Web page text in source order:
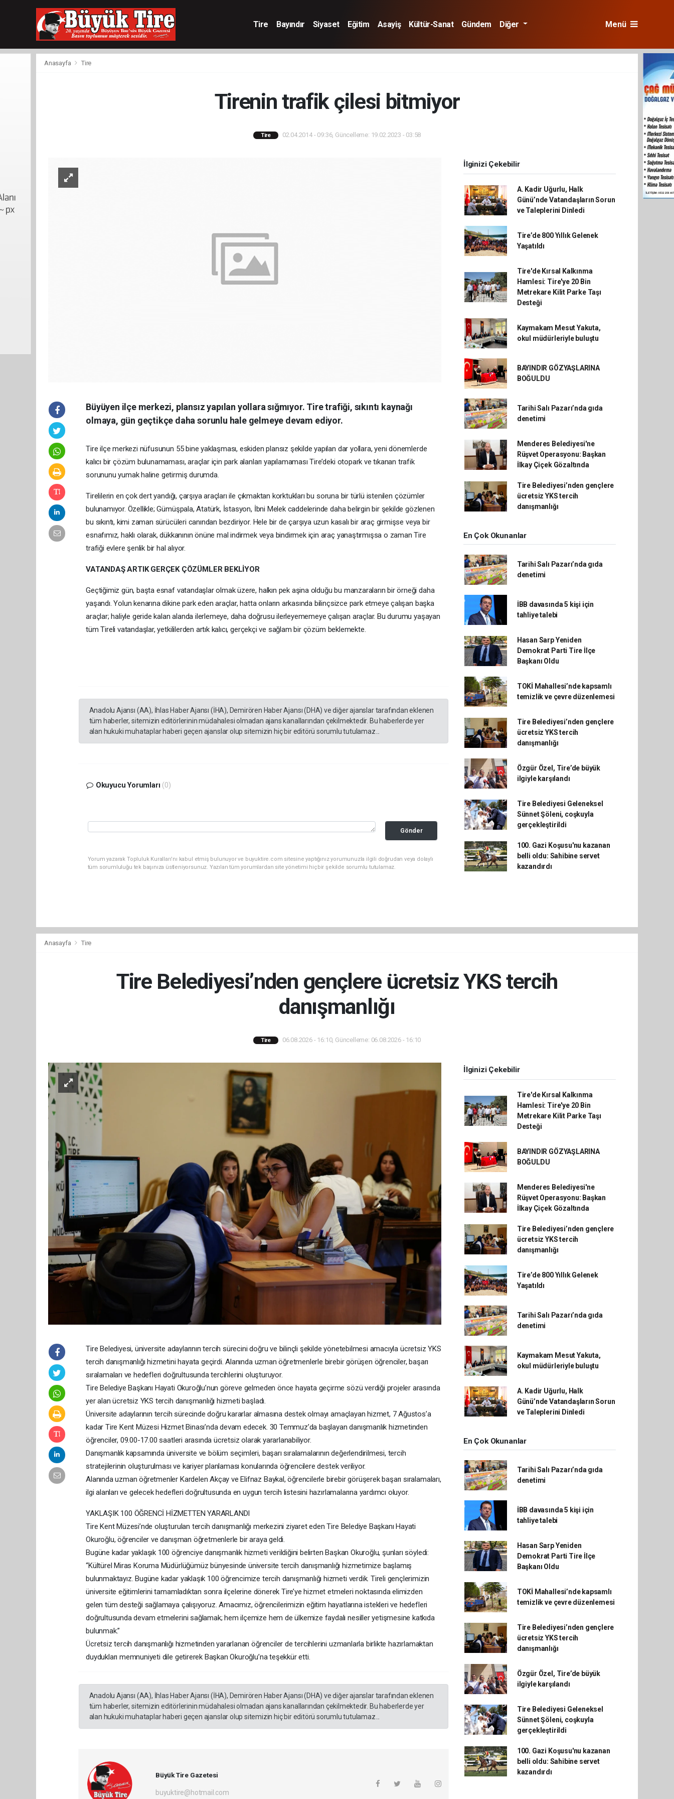
Tire Bayındır Siyaset Eğitim Asayiş Kültür-Sanat Gündem Diğer Menü
Anasayfa Tire
Tirenin trafik çilesi bitmiyor
Tire 02.04.2014 - 09:36, Güncelleme: 19.02.2023 - 03:58
Büyüyen ilçe merkezi, plansız yapılan yollara sığmıyor. Tire trafiği, sıkıntı kaynağı
olmaya, gün geçtikçe daha sorunlu hale gelmeye devam ediyor.
Tire ilçe merkezi nüfusunun 55 bine yaklaşması, eskiden plansız şekilde yapılan dar yollara, yeni dönemlerde
kalıcı bir çözüm bulunamaması, araçlar için park alanları yapılamaması Tire’deki otopark ve tıkanan trafik
sorununu yumak haline getirmiş durumda.
Tirelilerin en çok dert yandığı, çarşıya araçları ile çıkmaktan korktukları bu soruna bir türlü istenilen çözümler
bulunamıyor. Özellikle; Gümüşpala, Atatürk, İstasyon, İbni Melek caddelerinde daha belirgin bir şekilde gözlenen
bu sıkıntı, kimi zaman sürücüleri canından bezdiriyor. Hele bir de çarşıya uzun kasalı bir araç girmişse veya bir
esnafımız, haklı olarak, dükkanının önüne mal indirmek veya bindirmek için araç yanaştırmışsa o zaman Tire
trafiği evlere şenlik bir hal alıyor.
VATANDAŞ ARTIK GERÇEK ÇÖZÜMLER BEKLİYOR
Geçtiğimiz gün, başta esnaf vatandaşlar olmak üzere, halkın pek aşina olduğu bu manzaraların bir örneği daha
yaşandı. Yolun kenarına dikine park eden araçlar, hatta onların arkasında bilinçsizce park etmeye çalışan başka
araçlar; haliyle geride kalan alanda ilerlemeye, daha doğrusu ilerleyememeye çalışan araçlar. Bu durumu yaşayan
tüm Tireli vatandaşlar, yetkililerden artık kalıcı, gerçekçi ve sağlam bir çözüm beklemekte.
Anadolu Ajansı (AA), İhlas Haber Ajansı (İHA), Demirören Haber Ajansı (DHA) ve diğer ajanslar tarafından eklenen
tüm haberler, sitemizin editörlerinin müdahalesi olmadan ajans kanallarından çekilmektedir. Bu haberlerde yer
alan hukuki muhataplar haberi geçen ajanslar olup sitemizin hiç bir editörü sorumlu tutulamaz...
Okuyucu Yorumları (0)
Gönder
Yorum yazarak Topluluk Kuralları’nı kabul etmiş bulunuyor ve buyuktire.com sitesine yaptığınız yorumunuzla ilgili doğrudan veya dolaylı
tüm sorumluluğu tek başınıza üstleniyorsunuz. Yazılan tüm yorumlardan site yönetimi hiçbir şekilde sorumlu tutulamaz.
İlginizi Çekebilir
A. Kadir Uğurlu, Halk
Günü’nde Vatandaşların Sorun
ve Taleplerini Dinledi
Tire’de 800 Yıllık Gelenek
Yaşatıldı
Tire'de Kırsal Kalkınma
Hamlesi: Tire'ye 20 Bin
Metrekare Kilit Parke Taşı
Desteği
Kaymakam Mesut Yakuta,
okul müdürleriyle buluştu
BAYINDIR GÖZYAŞLARINA
BOĞULDU
Tarihi Salı Pazarı’nda gıda
denetimi
Menderes Belediyesi'ne
Rüşvet Operasyonu: Başkan
İlkay Çiçek Gözaltında
Tire Belediyesi’nden gençlere
ücretsiz YKS tercih
danışmanlığı
En Çok Okunanlar
Tarihi Salı Pazarı’nda gıda
denetimi
İBB davasında 5 kişi için
tahliye talebi
Hasan Sarp Yeniden
Demokrat Parti Tire İlçe
Başkanı Oldu
TOKİ Mahallesi’nde kapsamlı
temizlik ve çevre düzenlemesi
Tire Belediyesi’nden gençlere
ücretsiz YKS tercih
danışmanlığı
Özgür Özel, Tire’de büyük
ilgiyle karşılandı
Tire Belediyesi Geleneksel
Sünnet Şöleni, coşkuyla
gerçekleştirildi
100. Gazi Koşusu'nu kazanan
belli oldu: Sahibine servet
kazandırdı
Anasayfa Tire
Tire Belediyesi’nden gençlere ücretsiz YKS tercih
danışmanlığı
Tire 06.08.2026 - 16:10, Güncelleme: 06.08.2026 - 16:10
Tire Belediyesi, üniversite adaylarının tercih sürecini doğru ve bilinçli şekilde yönetebilmesi amacıyla ücretsiz YKS
tercih danışmanlığı hizmetini hayata geçirdi. Alanında uzman öğretmenlerle birebir görüşen öğrenciler, başarı
sıralamaları ve hedefleri doğrultusunda tercihlerini oluşturuyor.
Tire Belediye Başkanı Hayati Okuroğlu’nun göreve gelmeden önce hayata geçirme sözü verdiği projeler arasında
yer alan ücretsiz YKS tercih danışmanlığı hizmeti başladı.
Üniversite adaylarının tercih sürecinde doğru kararlar almasına destek olmayı amaçlayan hizmet, 7 Ağustos’a
kadar Tire Kent Müzesi Hizmet Binası’nda devam edecek. 30 Temmuz’da başlayan danışmanlık hizmetinden
öğrenciler, 09.00-17.00 saatleri arasında ücretsiz olarak yararlanabiliyor.
Danışmanlık kapsamında üniversite ve bölüm seçimleri, başarı sıralamalarının değerlendirilmesi, tercih
stratejilerinin oluşturulması ve kariyer planlaması konularında öğrencilere destek veriliyor.
Alanında uzman öğretmenler Kardelen Akçay ve Elifnaz Baykal, öğrencilerle birebir görüşerek başarı sıralamaları,
ilgi alanları ve gelecek hedefleri doğrultusunda en uygun tercih listesini hazırlamalarına yardımcı oluyor.
YAKLAŞIK 100 ÖĞRENCİ HİZMETTEN YARARLANDI
Tire Kent Müzesi’nde oluşturulan tercih danışmanlığı merkezini ziyaret eden Tire Belediye Başkanı Hayati
Okuroğlu, öğrenciler ve danışman öğretmenlerle bir araya geldi.
Bugüne kadar yaklaşık 100 öğrenciye danışmanlık hizmeti verildiğini belirten Başkan Okuroğlu, şunları söyledi:
“Kültürel Miras Koruma Müdürlüğümüz bünyesinde üniversite tercih danışmanlığı hizmetimize başlamış
bulunmaktayız. Bugüne kadar yaklaşık 100 öğrencimize tercih danışmanlığı hizmeti verdik. Tireli gençlerimizin
üniversite eğitimlerini tamamladıktan sonra ilçelerine dönerek Tire’ye hizmet etmeleri noktasında elimizden
gelen tüm desteği sağlamaya çalışıyoruz. Amacımız, öğrencilerimizin eğitim hayatlarına istekleri ve hedefleri
doğrultusunda devam etmelerini sağlamak; hem ilçemize hem de ülkemize faydalı nesiller yetişmesine katkıda
bulunmak.”
Ücretsiz tercih danışmanlığı hizmetinden yararlanan öğrenciler de tercihlerini uzmanlarla birlikte hazırlamaktan
duydukları memnuniyeti dile getirerek Başkan Okuroğlu’na teşekkür etti.
Anadolu Ajansı (AA), İhlas Haber Ajansı (İHA), Demirören Haber Ajansı (DHA) ve diğer ajanslar tarafından eklenen
tüm haberler, sitemizin editörlerinin müdahalesi olmadan ajans kanallarından çekilmektedir. Bu haberlerde yer
alan hukuki muhataplar haberi geçen ajanslar olup sitemizin hiç bir editörü sorumlu tutulamaz...
Büyük Tire Gazetesi
buyuktire@hotmail.com
İlginizi Çekebilir
Tire'de Kırsal Kalkınma
Hamlesi: Tire'ye 20 Bin
Metrekare Kilit Parke Taşı
Desteği
BAYINDIR GÖZYAŞLARINA
BOĞULDU
Menderes Belediyesi'ne
Rüşvet Operasyonu: Başkan
İlkay Çiçek Gözaltında
Tire Belediyesi’nden gençlere
ücretsiz YKS tercih
danışmanlığı
Tire’de 800 Yıllık Gelenek
Yaşatıldı
Tarihi Salı Pazarı’nda gıda
denetimi
Kaymakam Mesut Yakuta,
okul müdürleriyle buluştu
A. Kadir Uğurlu, Halk
Günü’nde Vatandaşların Sorun
ve Taleplerini Dinledi
En Çok Okunanlar
Tarihi Salı Pazarı’nda gıda
denetimi
İBB davasında 5 kişi için
tahliye talebi
Hasan Sarp Yeniden
Demokrat Parti Tire İlçe
Başkanı Oldu
TOKİ Mahallesi’nde kapsamlı
temizlik ve çevre düzenlemesi
Tire Belediyesi’nden gençlere
ücretsiz YKS tercih
danışmanlığı
Özgür Özel, Tire’de büyük
ilgiyle karşılandı
Tire Belediyesi Geleneksel
Sünnet Şöleni, coşkuyla
gerçekleştirildi
100. Gazi Koşusu'nu kazanan
belli oldu: Sahibine servet
kazandırdı